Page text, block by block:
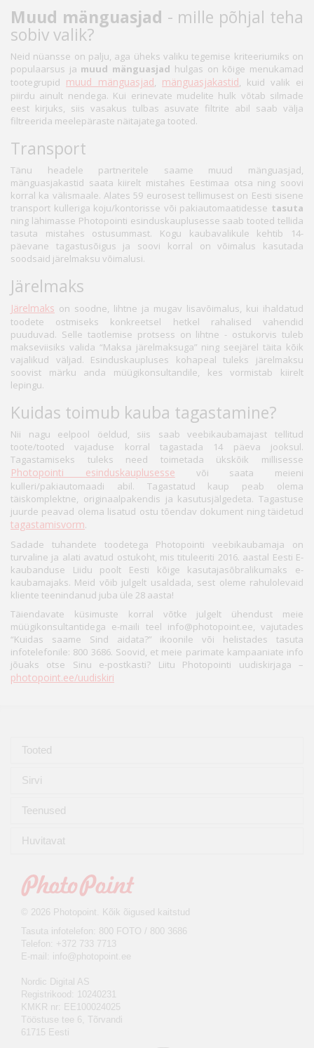
Muud mänguasjad - mille põhjal teha
sobiv valik?
Neid nüansse on palju, aga üheks valiku tegemise kriteeriumiks on
populaarsus ja muud mänguasjad hulgas on kõige menukamad
tootegrupid muud mänguasjad, mänguasjakastid, kuid valik ei
piirdu ainult nendega. Kui erinevate mudelite hulk võtab silmade
eest kirjuks, siis vasakus tulbas asuvate filtrite abil saab välja
filtreerida meelepäraste näitajatega tooted.
Transport
Tänu headele partneritele saame muud mänguasjad,
mänguasjakastid saata kiirelt mistahes Eestimaa otsa ning soovi
korral ka välismaale. Alates 59 eurosest tellimusest on Eesti sisene
transport kulleriga koju/kontorisse või pakiautomaatidesse tasuta
ning lähimasse Photopointi esinduskauplusesse saab tooted tellida
tasuta mistahes ostusummast. Kogu kaubavalikule kehtib 14-
päevane tagastusõigus ja soovi korral on võimalus kasutada
soodsaid järelmaksu võimalusi.
Järelmaks
Järelmaks on soodne, lihtne ja mugav lisavõimalus, kui ihaldatud
toodete ostmiseks konkreetsel hetkel rahalised vahendid
puuduvad. Selle taotlemise protsess on lihtne - ostukorvis tuleb
makseviisiks valida “Maksa järelmaksuga” ning seejärel täita kõik
vajalikud väljad. Esinduskaupluses kohapeal tuleks järelmaksu
soovist märku anda müügikonsultandile, kes vormistab kiirelt
lepingu.
Kuidas toimub kauba tagastamine?
Nii nagu eelpool öeldud, siis saab veebikaubamajast tellitud
toote/tooted vajaduse korral tagastada 14 päeva jooksul.
Tagastamiseks tuleks need toimetada ükskõik millisesse
Photopointi esinduskauplusesse või saata meieni
kulleri/pakiautomaadi abil. Tagastatud kaup peab olema
täiskomplektne, originaalpakendis ja kasutusjälgedeta. Tagastuse
juurde peavad olema lisatud ostu tõendav dokument ning täidetud
tagastamisvorm.
Sadade tuhandete toodetega Photopointi veebikaubamaja on
turvaline ja alati avatud ostukoht, mis tituleeriti 2016. aastal Eesti E-
kaubanduse Liidu poolt Eesti kõige kasutajasõbralikumaks e-
kaubamajaks. Meid võib julgelt usaldada, sest oleme rahulolevaid
kliente teenindanud juba üle 28 aasta!
Täiendavate küsimuste korral võtke julgelt ühendust meie
müügikonsultantidega e-maili teel info@photopoint.ee, vajutades
“Kuidas saame Sind aidata?” ikoonile või helistades tasuta
infotelefonile: 800 3686. Soovid, et meie parimate kampaaniate info
jõuaks otse Sinu e-postkasti? Liitu Photopointi uudiskirjaga –
photopoint.ee/uudiskiri
Tooted
Sirvi
Teenused
Huvitavat
© 2026 Photopoint. Kõik õigused kaitstud
Tasuta infotelefon: 800 FOTO / 800 3686
Telefon: +372 733 7713
E-mail: info@photopoint.ee
Nordic Digital AS
Registrikood: 10240231
KMKR nr: EE100024025
Tööstuse tee 6, Tõrvandi
61715 Eesti